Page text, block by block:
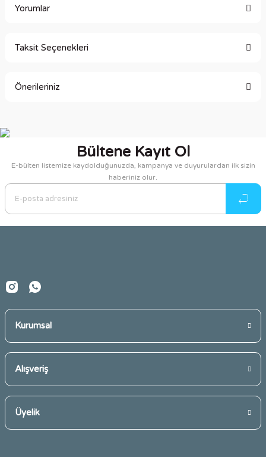
Yorumlar
Taksit Seçenekleri
Önerileriniz
Görüş ve önerileriniz için teşekkür ederiz.
Ürün resmi kalitesiz, bozuk veya görüntülenemiyor.
Ürün açıklamasında eksik bilgiler bulunuyor.
Ürün bilgilerinde hatalar bulunuyor.
Bültene Kayıt Ol
E-bülten listemize kaydolduğunuzda, kampanya ve duyurulardan ilk sizin
haberiniz olur.
Kurumsal
Alışveriş
Üyelik